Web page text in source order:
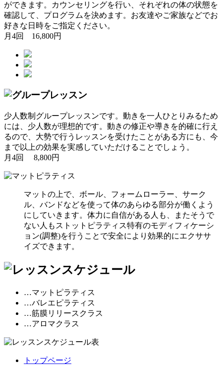
ができます。カウンセリングを行い、それぞれの体の状態を
確認して、プログラムを決めます。お友達やご家族などでお
好きな日時をご指定ください。
月4回 16,800円
少人数制グループレッスンです。動きを一人ひとりみるため
には、少人数が理想的です。動きの修正や導きを的確に行え
るので、大勢で行うレッスンを受けたことがある方にも、今
まで以上の効果を実感していただけることでしょう。
月4回 8,800円
マットの上で、ボール、フォームローラー、サーク
ル、バンドなどを使って体のあらゆる部分が働くよう
にしていきます。体力に自信がある人も、またそうで
ない人もストットピラティス特有のモディフィケーシ
ョン(調整)を行うことで安全により効果的にエクササ
イズできます。
…マットピラティス
…バレエピラティス
…筋膜リリースクラス
…アロマクラス
トップページ